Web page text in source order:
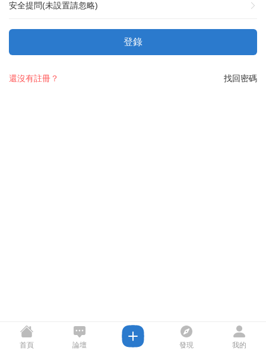
安全提問(未設置請忽略)
登錄
找回密碼
還沒有註冊？
首頁 論壇 發現 我的